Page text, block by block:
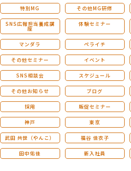
特別MG その他MG研修
SNS広報担当養成講
座
体験セミナー
マンダラ ペライチ
その他セミナー イベント
SNS相談会 スケジュール
その他お知らせ ブログ
採用 販促セミナー
神戸 東京
武田 共世（やんこ） 福谷 佳衣子
田中佑佳 新入社員